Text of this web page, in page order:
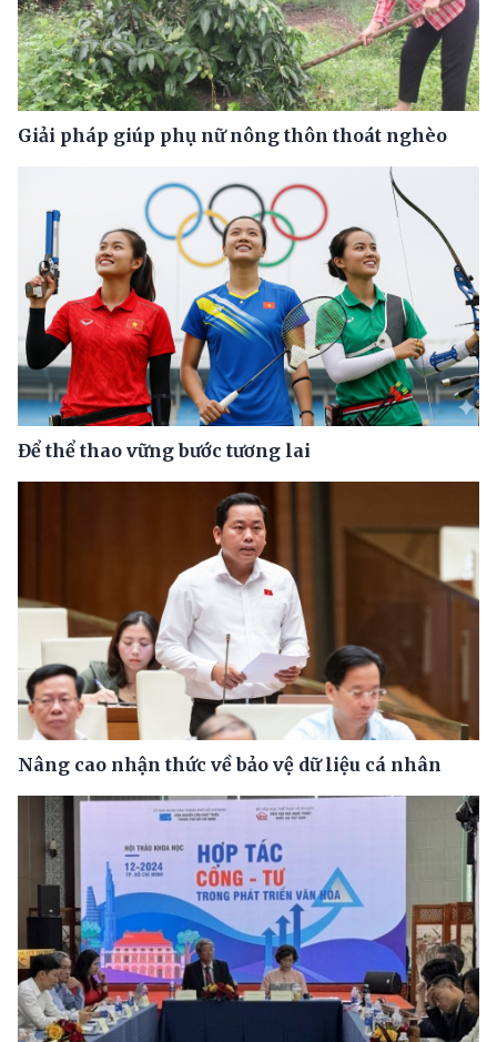
Giải pháp giúp phụ nữ nông thôn thoát nghèo
Để thể thao vững bước tương lai
Nâng cao nhận thức về bảo vệ dữ liệu cá nhân